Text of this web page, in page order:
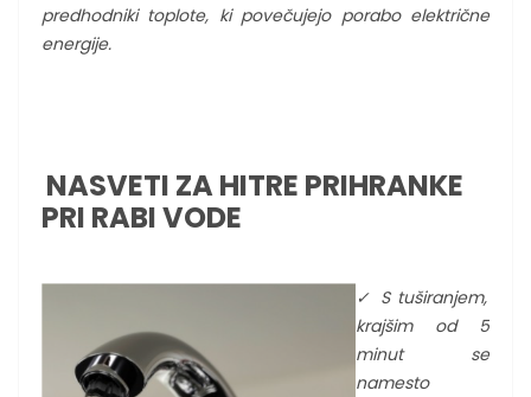
predhodniki toplote, ki povečujejo porabo električne
energije.
NASVETI ZA HITRE PRIHRANKE
PRI RABI VODE
✓ S tuširanjem,
krajšim od 5
minut se
namesto